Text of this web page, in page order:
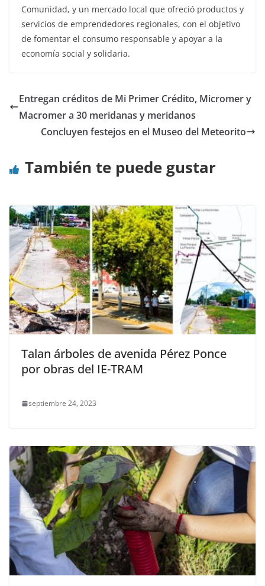
Comunidad, y un mercado local que ofreció productos y
servicios de emprendedores regionales, con el objetivo
de fomentar el consumo responsable y apoyar a la
economía social y solidaria.
Entregan créditos de Mi Primer Crédito, Micromer y
Macromer a 30 meridanas y meridanos
Concluyen festejos en el Museo del Meteorito
También te puede gustar
Talan árboles de avenida Pérez Ponce
por obras del IE-TRAM
septiembre 24, 2023